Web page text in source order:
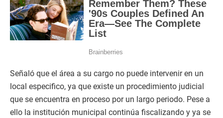
Señaló que el área a su cargo no puede intervenir en un
local especifico, ya que existe un procedimiento judicial
que se encuentra en proceso por un largo periodo. Pese a
ello la institución municipal continúa fiscalizando y ya se